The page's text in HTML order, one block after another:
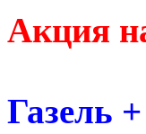
Акция
Газель